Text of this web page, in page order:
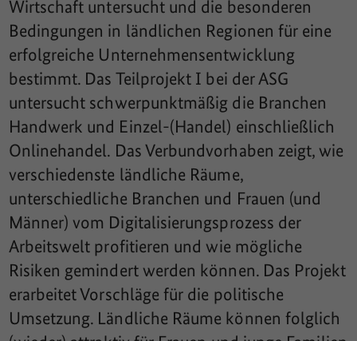
Wirtschaft untersucht und die besonderen
Bedingungen in ländlichen Regionen für eine
erfolgreiche Unternehmensentwicklung
bestimmt. Das Teilprojekt I bei der ASG
untersucht schwerpunktmäßig die Branchen
Handwerk und Einzel-(Handel) einschließlich
Onlinehandel. Das Verbundvorhaben zeigt, wie
verschiedenste ländliche Räume,
unterschiedliche Branchen und Frauen (und
Männer) vom Digitalisierungsprozess der
Arbeitswelt profitieren und wie mögliche
Risiken gemindert werden können. Das Projekt
erarbeitet Vorschläge für die politische
Umsetzung. Ländliche Räume können folglich